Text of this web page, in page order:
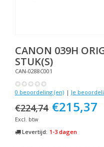
CANON 039H
STUK(S)
CAN-0288C001
0 beoordeling (en) | Je
€224,74 €215,37
Excl. btw
Levertijd: 1-3 dagen